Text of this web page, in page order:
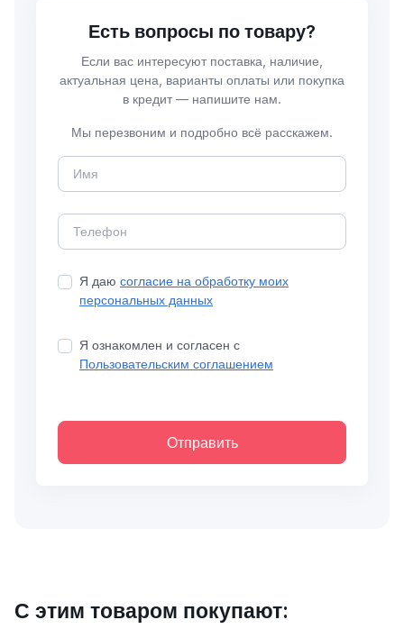
Есть вопросы по товару?
Если вас интересуют поставка, наличие,
актуальная цена, варианты оплаты или покупка
в кредит — напишите нам.
Мы перезвоним и подробно всё расскажем.
Я даю согласие на обработку моих
персональных данных
Я ознакомлен и согласен с
Пользовательским соглашением
Отправить
С этим товаром покупают: